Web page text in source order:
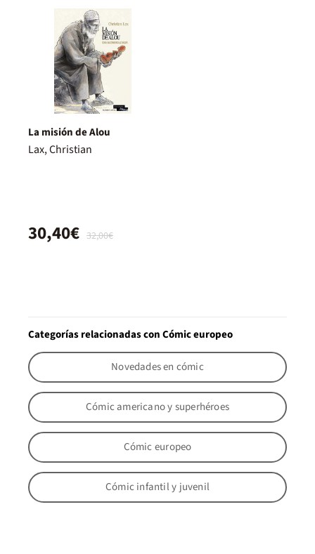
La misión de Alou
Lax, Christian
32,00€
30,40€
Categorías relacionadas con Cómic europeo
Novedades en cómic
Cómic americano y superhéroes
Cómic europeo
Cómic infantil y juvenil